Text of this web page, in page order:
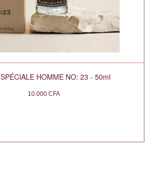
HOMME NO: 23 - 50ml
10.000 CFA